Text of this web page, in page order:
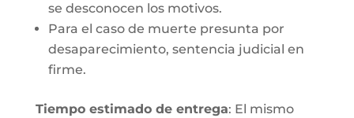
se desconocen los motivos.
Para el caso de muerte presunta por
desaparecimiento, sentencia judicial en
firme.
Tiempo estimado de entrega: El mismo